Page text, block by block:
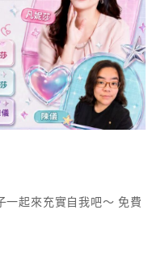
起來充實自我吧～ 免費